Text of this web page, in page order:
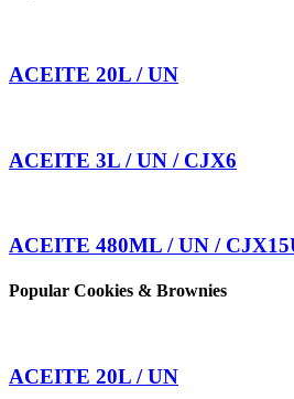
ACEITE 20L / UN
ACEITE 3L / UN / CJX6
ACEITE 480ML / UN /
Popular Cookies & Brownies
ACEITE 20L / UN